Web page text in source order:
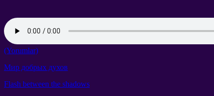
(Yorumlar)
Мир добрых духов
Flash between the shadows